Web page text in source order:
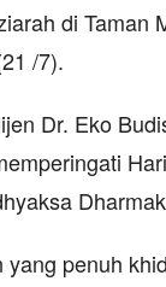
di Taman
/7).
Dr. Eko
yang penuh